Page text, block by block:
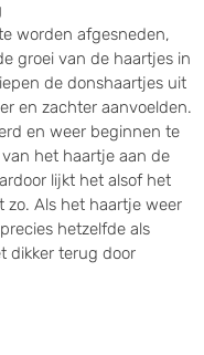
worden afgesneden,
groei van de haartjes in
de donshaartjes uit
en zachter aanvoelden.
en weer beginnen te
het haartje aan de
lijkt het alsof het
zo. Als het haartje weer
hetzelfde als
dikker terug door